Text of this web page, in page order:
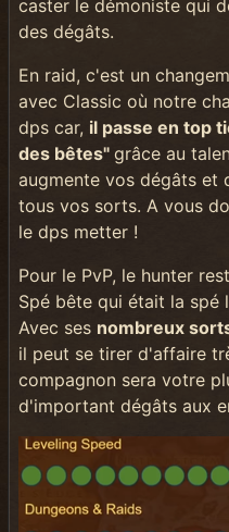
caster le démoniste qui
des dégâts.
En raid, c'est un
avec Classic où notre
dps car, il passe en top
des bêtes" grâce au
augmente vos dégâts et
tous vos sorts. A vous
le dps metter !
Pour le PvP, le hunter
Spé bête qui était la spé
Avec ses nombreux
il peut se tirer d'affaire
compagnon sera votre
d'important dégâts aux